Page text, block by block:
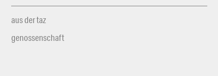
aus der taz
genossenschaft